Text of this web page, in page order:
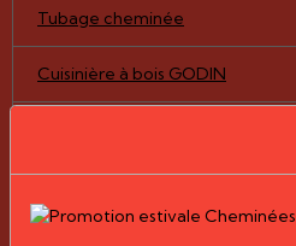
Tubage cheminée
Cuisinière à bois GODIN